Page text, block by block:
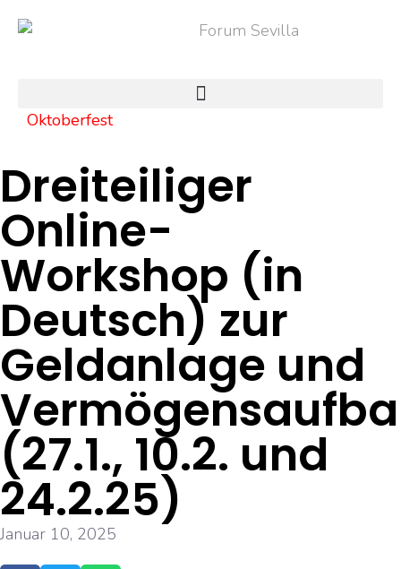
Oktoberfest
Dreiteiliger
Online-
Workshop (in
Deutsch) zur
Geldanlage und
(27.1., 10.2. und
24.2.25)
Januar 10, 2025